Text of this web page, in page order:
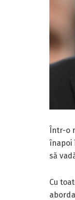
Într-o
înapoi
să
Cu